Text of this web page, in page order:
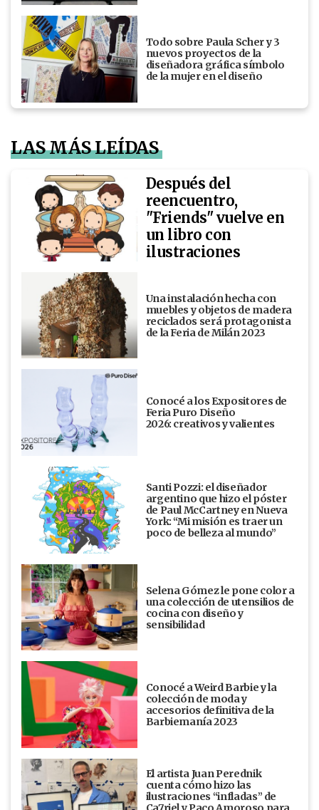
Todo sobre Paula Scher y 3
nuevos proyectos de la
diseñadora gráfica símbolo
de la mujer en el diseño
LAS MÁS LEÍDAS
Después del
reencuentro,
"Friends" vuelve en
un libro con
ilustraciones
Una instalación hecha con
muebles y objetos de madera
reciclados será protagonista
de la Feria de Milán 2023
Conocé a los Expositores de
Feria Puro Diseño
2026: creativos y valientes
Santi Pozzi: el diseñador
argentino que hizo el póster
de Paul McCartney en Nueva
York: “Mi misión es traer un
poco de belleza al mundo”
Selena Gómez le pone color a
una colección de utensilios de
cocina con diseño y
sensibilidad
Conocé a Weird Barbie y la
colección de moda y
accesorios definitiva de la
Barbiemanía 2023
El artista Juan Perednik
cuenta cómo hizo las
ilustraciones “infladas” de